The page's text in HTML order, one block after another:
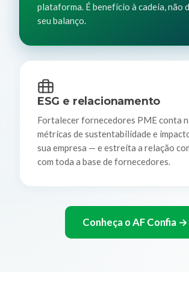
plataforma. É benefício à cadeia, não
seu balanço.
ESG e relacionamento
Fortalecer fornecedores PME conta
métricas de sustentabilidade e
sua empresa — e estreita a relação
com toda a base de fornecedores.
Conheça o AF Confia →